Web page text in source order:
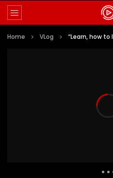
Home VLog “Learn, how to